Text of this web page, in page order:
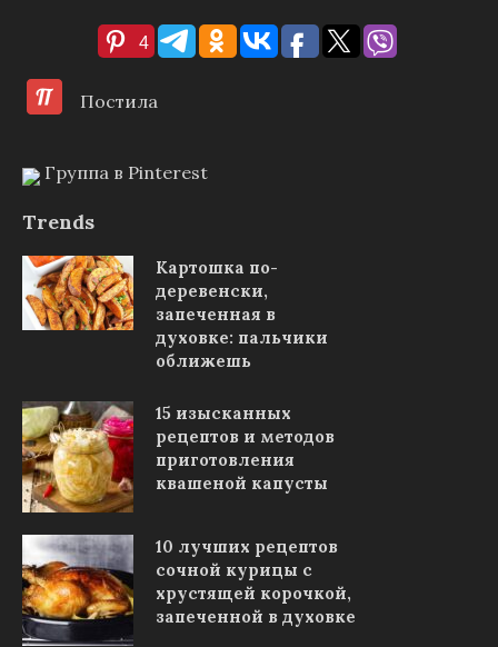
4
Постила
Группа в Pinterest
Trends
Картошка по-
деревенски,
запеченная в
духовке: пальчики
оближешь
15 изысканных
рецептов и методов
приготовления
квашеной капусты
10 лучших рецептов
сочной курицы с
хрустящей корочкой,
запеченной в духовке